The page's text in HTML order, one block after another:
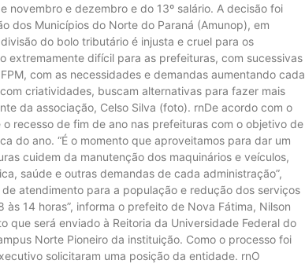
novembro e dezembro e do 13º salário. A decisão foi
dos Municípios do Norte do Paraná (Amunop), em
divisão do bolo tributário é injusta e cruel para os
extremamente difícil para as prefeituras, com sucessivas
com as necessidades e demandas aumentando cada
criatividades, buscam alternativas para fazer mais
da associação, Celso Silva (foto). rnDe acordo com o
recesso de fim de ano nas prefeituras com o objetivo de
do ano. “É o momento que aproveitamos para dar um
cuidem da manutenção dos maquinários e veículos,
saúde e outras demandas de cada administração”,
atendimento para a população e redução dos serviços
14 horas”, informa o prefeito de Nova Fátima, Nilson
que será enviado à Reitoria da Universidade Federal do
Norte Pioneiro da instituição. Como o processo foi
solicitaram uma posição da entidade. rnO